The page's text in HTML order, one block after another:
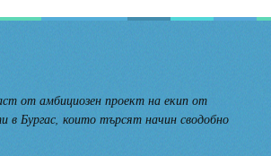
от амбициозен проект на екип от
в Бургас, които търсят начин сводобно